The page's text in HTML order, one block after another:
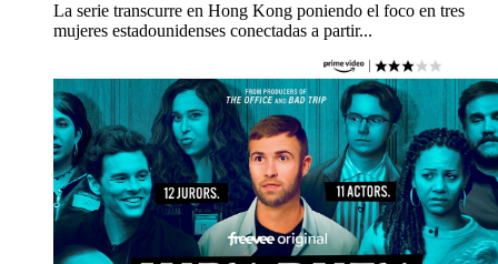
La serie transcurre en Hong Kong poniendo el foco en tres
mujeres estadounidenses conectadas a partir...